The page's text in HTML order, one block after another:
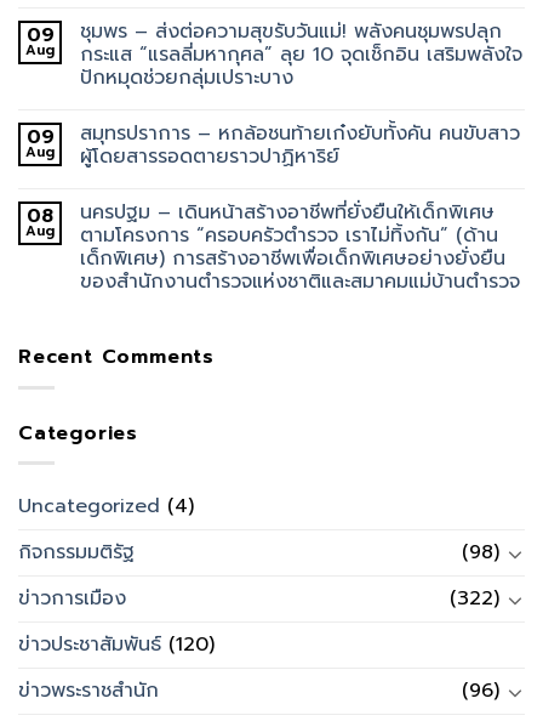
09
Aug
ชุมพร – ส่งต่อความสุขรับวันแม่! พลังคนชุมพรปลุก
กระแส “แรลลี่มหากุศล” ลุย 10 จุดเช็กอิน เสริมพลังใจ
ปักหมุดช่วยกลุ่มเปราะบาง
09
Aug
สมุทรปราการ – หกล้อชนท้ายเก๋งยับทั้งคัน คนขับสาว
ผู้โดยสารรอดตายราวปาฏิหาริย์
08
Aug
นครปฐม – เดินหน้าสร้างอาชีพที่ยั่งยืนให้เด็กพิเศษ
ตามโครงการ “ครอบครัวตำรวจ เราไม่ทิ้งกัน” (ด้าน
เด็กพิเศษ) การสร้างอาชีพเพื่อเด็กพิเศษอย่างยั่งยืน
ของสำนักงานตำรวจแห่งชาติและสมาคมแม่บ้านตำรวจ
Recent Comments
Categories
Uncategorized (4)
กิจกรรมมติรัฐ
(98)
ข่าวการเมือง
(322)
ข่าวประชาสัมพันธ์ (120)
ข่าวพระราชสำนัก
(96)